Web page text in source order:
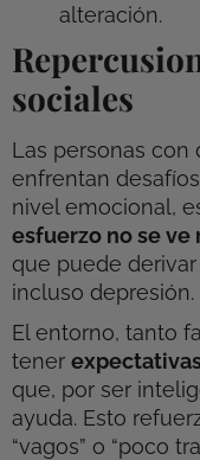
alteración.
sociales
Las personas
enfrentan
nivel emocional,
esfuerzo no se
que puede
incluso depresión.
El entorno, tanto
tener
que, por ser
ayuda. Esto
“vagos” o “poco